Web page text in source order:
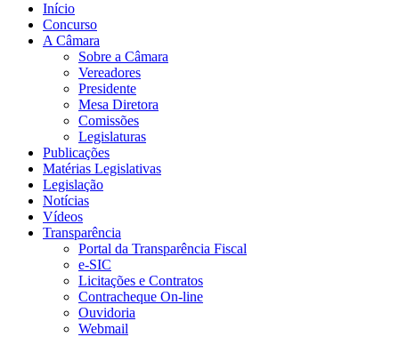
Início
Concurso
A Câmara
Sobre a Câmara
Vereadores
Presidente
Mesa Diretora
Comissões
Legislaturas
Publicações
Matérias Legislativas
Legislação
Notícias
Vídeos
Transparência
Portal da Transparência Fiscal
e-SIC
Licitações e Contratos
Contracheque On-line
Ouvidoria
Webmail